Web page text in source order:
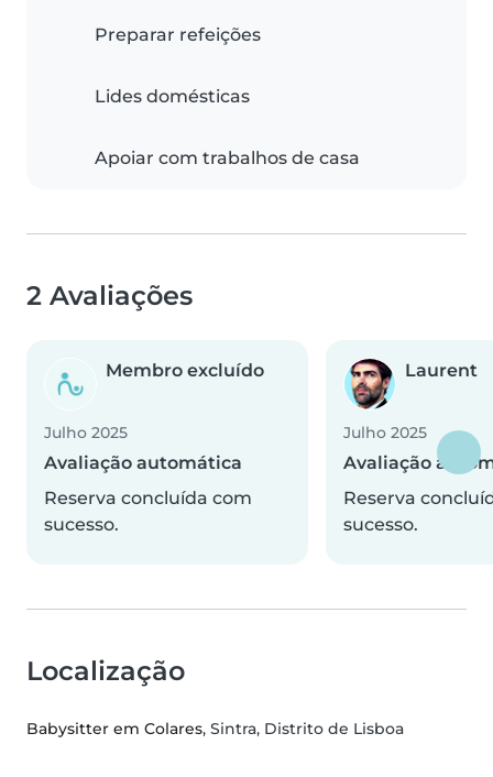
Preparar refeições
Lides domésticas
Apoiar com trabalhos de casa
2 Avaliações
Membro excluído
Julho 2025
Avaliação automática
Reserva concluída com
sucesso.
Laurent
Julho 2025
Avaliação
Reserva
sucesso.
Localização
Babysitter em Colares, Sintra, Distrito de Lisboa